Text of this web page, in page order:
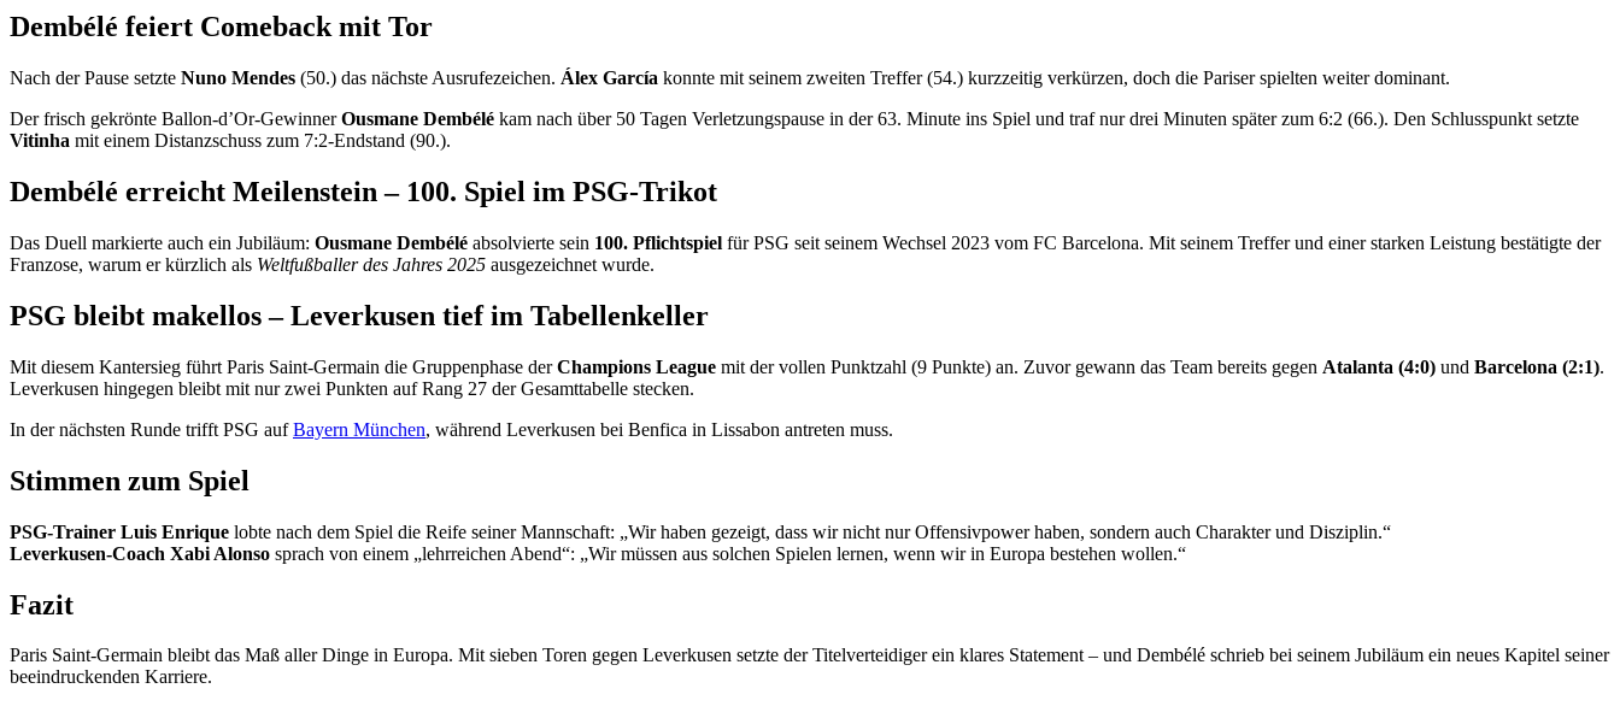
Dembélé feiert Comeback mit Tor
Nach der Pause setzte Nuno Mendes (50.) das nächste Ausrufezeichen. Álex García konnte mit seinem zweiten Treffer (54.) kurzzeitig verkürzen, doch die Pariser spielten weiter dominant.
Der frisch gekrönte Ballon-d’Or-GewinnerOusmane Dembélé kam nach über 50 Tagen Verletzungspause in der 63. Minute ins Spiel und traf nur drei Minuten später zum 6:2 (66.). Den Schlusspunkt setzte
Vitinha mit einem Distanzschuss zum 7:2-Endstand (90.).
Dembélé erreicht Meilenstein – 100. Spiel im PSG-Trikot
Das Duell markierte auch ein Jubiläum: Ousmane Dembélé absolvierte sein 100. Pflichtspiel für PSG seit seinem Wechsel 2023 vom FC Barcelona. Mit seinem Treffer und einer starken Leistung bestätigte der
Franzose, warum er kürzlich als Weltfußballer des Jahres 2025 ausgezeichnet wurde.
PSG bleibt makellos – Leverkusen tief im Tabellenkeller
Mit diesem Kantersieg führt Paris Saint-Germain die Gruppenphase derChampions League mit der vollen Punktzahl (9 Punkte) an. Zuvor gewann das Team bereits gegen Atalanta (4:0) und Barcelona (2:1).
Leverkusen hingegen bleibt mit nur zwei Punkten auf Rang 27 der Gesamttabelle stecken.
In der nächsten Runde trifft PSG aufBayern München, während Leverkusen bei Benfica in Lissabon antreten muss.
Stimmen zum Spiel
PSG-Trainer Luis Enrique lobte nach dem Spiel die Reife seiner Mannschaft: „Wir haben gezeigt, dass wir nicht nur Offensivpower haben, sondern auch Charakter und Disziplin.“
Leverkusen-Coach Xabi Alonso sprach von einem „lehrreichen Abend“: „Wir müssen aus solchen Spielen lernen, wenn wir in Europa bestehen wollen.“
Fazit
Paris Saint-Germain bleibt das Maß aller Dinge in Europa. Mit sieben Toren gegen Leverkusen setzte der Titelverteidiger ein klares Statement – und Dembélé schrieb bei seinem Jubiläum ein neues Kapitel seiner
beeindruckenden Karriere.